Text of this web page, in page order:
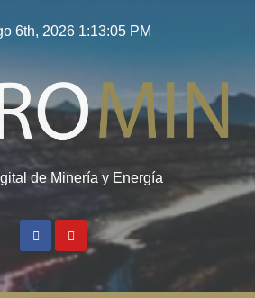
6th, 2026 1:13:06 PM
de Minería y Energía